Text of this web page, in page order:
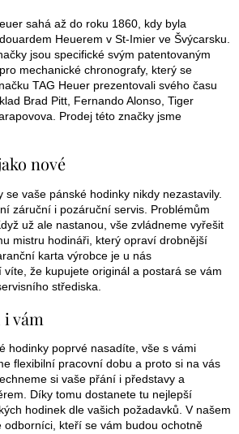
sahá až do roku 1860, kdy byla
Heuerem v St-Imier ve Švýcarsku.
jsou specifické svým patentovaným
mechanické chronografy, který se
TAG Heuer prezentovali svého času
Brad Pitt, Fernando Alonso, Tiger
Prodej této značky jsme
nové
se vaše pánské hodinky nikdy nezastavily.
záruční i pozáruční servis. Problémům
už ale nastanou, vše zvládneme vyřešit
mistru hodináři, který opraví drobnější
karta výrobce je u nás
že kupujete originál a postará se vám
střediska.
vám
hodinky poprvé nasadíte, vše s vámi
flexibilní pracovní dobu a proto si na vás
si vaše přání i představy a
Díky tomu dostanete tu nejlepší
hodinek dle vašich požadavků. V našem
odborníci, kteří se vám budou ochotně